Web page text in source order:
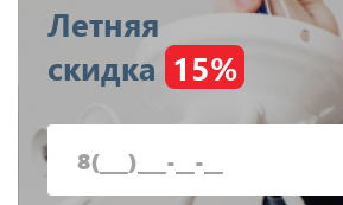
Летняя
скидка 15%